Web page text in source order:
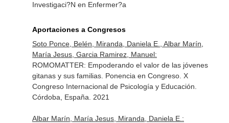
Investigaci?N en Enfermer?a
Aportaciones a Congresos
Soto Ponce, Belén, Miranda, Daniela E., Albar Marín,
María Jesus, Garcia Ramirez, Manuel:
ROMOMATTER: Empoderando el valor de las jóvenes
gitanas y sus familias. Ponencia en Congreso. X
Congreso Internacional de Psicología y Educación.
Córdoba, España. 2021
Albar Marín, María Jesus, Miranda, Daniela E.: